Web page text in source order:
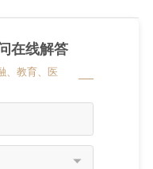
在线解答
、教育、医